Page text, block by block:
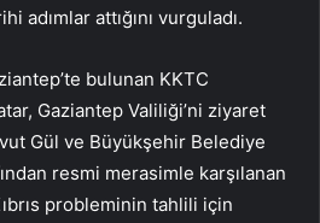
adımlar attığını vurguladı.
bulunan KKTC
Gaziantep Valiliği’ni ziyaret
Gül ve Büyükşehir Belediye
resmi merasimle karşılanan
probleminin tahlili için